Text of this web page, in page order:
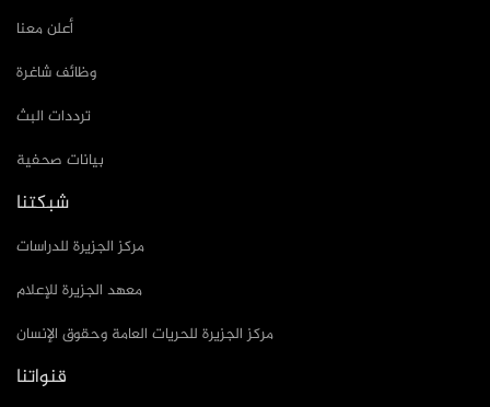
أعلن معنا
وظائف شاغرة
ترددات البث
بيانات صحفية
شبكتنا
مركز الجزيرة للدراسات
معهد الجزيرة للإعلام
مركز الجزيرة للحريات العامة وحقوق الإنسان
قنواتنا